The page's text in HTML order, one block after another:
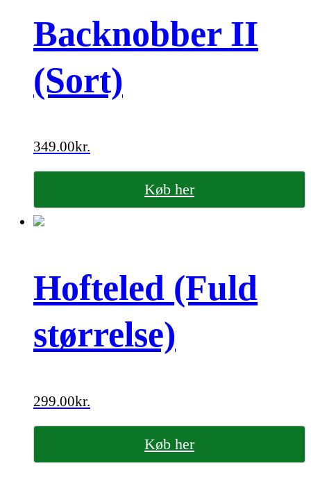
Backnobber II
(Sort)
349.00kr.
Køb her
Hofteled (Fuld
størrelse)
299.00kr.
Køb her